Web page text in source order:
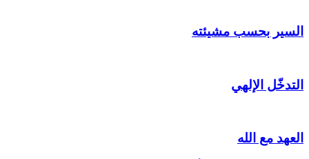
السير بحسب مشيئته
التدخّل الإلهي
العهد مع الله